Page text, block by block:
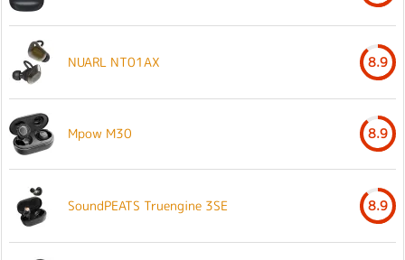
NUARL NT01AX 8.9
Mpow M30 8.9
SoundPEATS Truengine 3SE 8.9